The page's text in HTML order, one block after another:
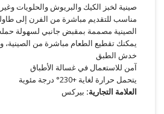
صينية لخبز الكيك والبريوش والحلويات
مناسب للتقديم مباشرة من الفرن إلى
الصينية مصممة بمقبض جانبي لسهولة
يمكنك تقطيع الطعام مباشرة من الصينية،
خدش الطبق
آمن للاستعمال في غسالة الأطباق
يتحمل حرارة لغاية +230° درجة مئوية
العلامة التجارية: بيركس